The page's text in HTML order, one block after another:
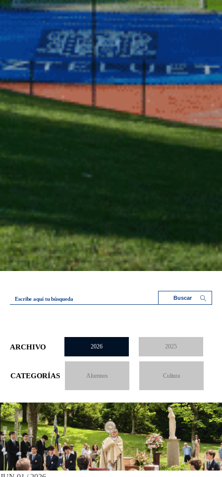
Escribe aquí tu búsqueda
ARCHIVO 2026 2025
CATEGORÍAS Alumnos Cultura